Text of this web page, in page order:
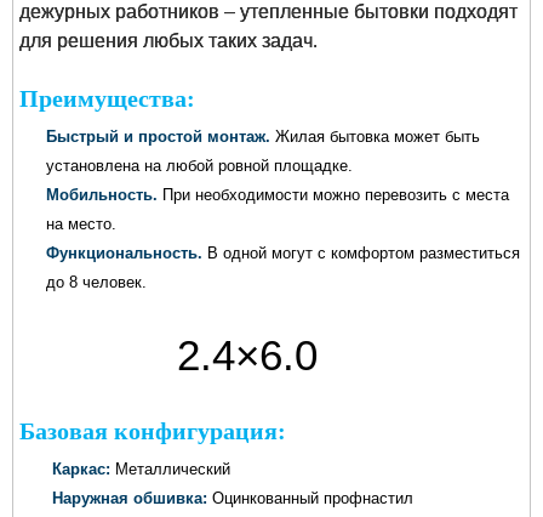
дежурных работников – утепленные бытовки подходят
для решения любых таких задач.
Преимущества:
Быстрый и простой монтаж. Жилая бытовка может быть
установлена на любой ровной площадке.
Мобильность. При необходимости можно перевозить с места
на место.
Функциональность. В одной могут с комфортом разместиться
до 8 человек.
2.4×6.0
Базовая конфигурация:
Каркас: Металлический
Наружная обшивка: Оцинкованный профнастил